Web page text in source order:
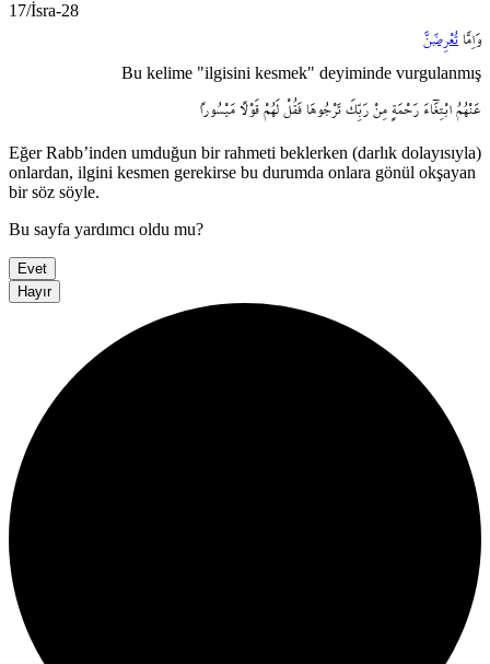
17/İsra-28
وَاِمَّا تُعْرِضَنَّ
Bu kelime "ilgisini kesmek" deyiminde vurgulanmış
عَنْهُمُ ابْتِغَٓاءَ رَحْمَةٍ مِنْ رَبِّكَ تَرْجُوهَا فَقُلْ لَهُمْ قَوْلاً مَيْسُوراً
Eğer Rabb’inden umduğun bir rahmeti beklerken (darlık dolayısıyla)
onlardan, ilgini kesmen gerekirse bu durumda onlara gönül okşayan
bir söz söyle.
Bu sayfa yardımcı oldu mu?
Evet
Hayır